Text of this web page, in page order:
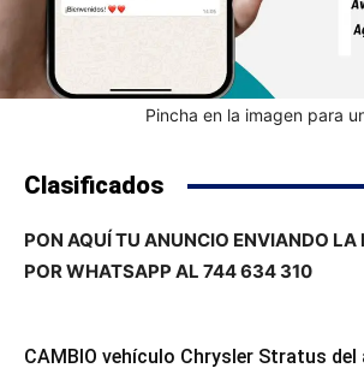
Pincha en la imagen para
Clasificados
PON AQUÍ TU ANUNCIO ENVIANDO LA
POR WHATSAPP AL 744 634 310
CAMBIO vehículo Chrysler Stratus del